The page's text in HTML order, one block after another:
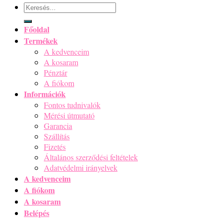
Keresés
a
következőre:
Főoldal
Termékek
A kedvenceim
A kosaram
Pénztár
A fiókom
Információk
Fontos tudnivalók
Mérési útmutató
Garancia
Szállítás
Fizetés
Általános szerződési feltételek
Adatvédelmi irányelvek
A kedvenceim
A fiókom
A kosaram
Belépés